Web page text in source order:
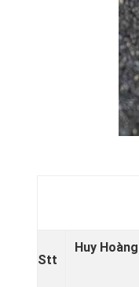
Stt
Huy